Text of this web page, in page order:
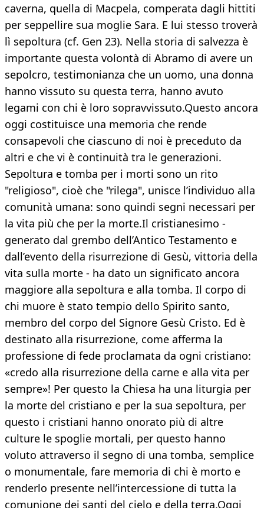
caverna, quella di Macpela, comperata dagli hittiti
per seppellire sua moglie Sara. E lui stesso troverà
lì sepoltura (cf. Gen 23). Nella storia di salvezza è
importante questa volontà di Abramo di avere un
sepolcro, testimonianza che un uomo, una donna
hanno vissuto su questa terra, hanno avuto
legami con chi è loro sopravvissuto.​Questo ancora
oggi costituisce una memoria che rende
consapevoli che ciascuno di noi è preceduto da
altri e che vi è continuità tra le generazioni.
Sepoltura e tomba per i morti sono un rito
"religioso", cioè che "rilega", unisce l’individuo alla
comunità umana: sono quindi segni necessari per
la vita più che per la morte.Il cristianesimo -
generato dal grembo dell’Antico Testamento e
dall’evento della risurrezione di Gesù, vittoria della
vita sulla morte - ha dato un significato ancora
maggiore alla sepoltura e alla tomba. Il corpo di
chi muore è stato tempio dello Spirito santo,
membro del corpo del Signore Gesù Cristo. Ed è
destinato alla risurrezione, come afferma la
professione di fede proclamata da ogni cristiano:
«credo alla risurrezione della carne e alla vita per
sempre»! Per questo la Chiesa ha una liturgia per
la morte del cristiano e per la sua sepoltura, per
questo i cristiani hanno onorato più di altre
culture le spoglie mortali, per questo hanno
voluto attraverso il segno di una tomba, semplice
o monumentale, fare memoria di chi è morto e
renderlo presente nell’intercessione di tutta la
comunione dei santi del cielo e della terra.Oggi